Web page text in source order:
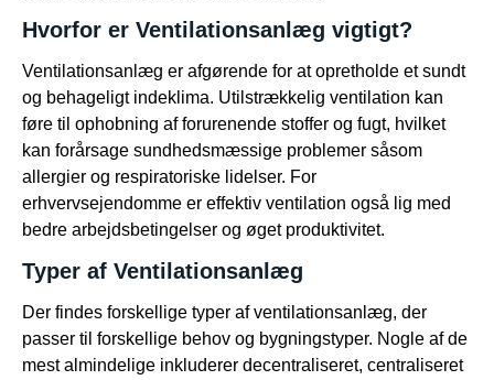
Hvorfor er Ventilationsanlæg vigtigt?
Ventilationsanlæg er afgørende for at opretholde et sundt
og behageligt indeklima. Utilstrækkelig ventilation kan
føre til ophobning af forurenende stoffer og fugt, hvilket
kan forårsage sundhedsmæssige problemer såsom
allergier og respiratoriske lidelser. For
erhvervsejendomme er effektiv ventilation også lig med
bedre arbejdsbetingelser og øget produktivitet.
Typer af Ventilationsanlæg
Der findes forskellige typer af ventilationsanlæg, der
passer til forskellige behov og bygningstyper. Nogle af de
mest almindelige inkluderer decentraliseret, centraliseret